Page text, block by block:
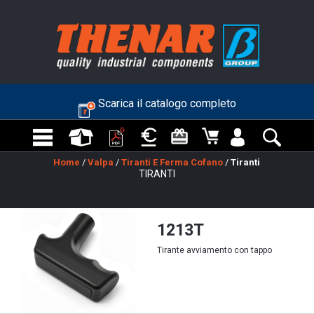
Scarica il catalogo completo
Home /Valpa /Tiranti E Ferma Cofano /Tiranti
TIRANTI
1213T
Tirante avviamento con tappo